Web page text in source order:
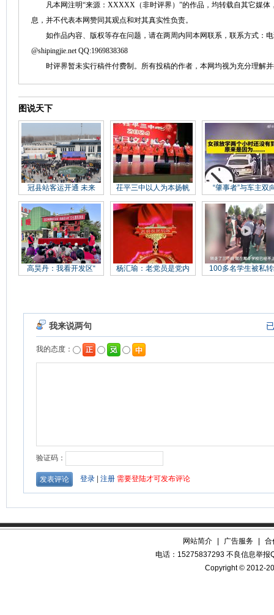
凡本网注明“来源：XXXXX（非时评界）”的作品，均转载自其它媒体
息，并不代表本网赞同其观点和对其真实性负责。
如作品内容、版权等存在问题，请在两周内同本网联系，联系方式：电
@shipingjie.net QQ:1969838368
时评界暂未实行稿件付费制。所有投稿的作者，本网均视为充分理解并
图说天下
冠县站客运开通 未来 茌平三中以人为本扬帆 “肇事者”与车主双
高昊丹：我看开发区“ 杨汇瑜：老党员是党内 100多名学生被私
网站简介 广告服务
合
电话：15275837293 不良信息举
Copyright © 2012-